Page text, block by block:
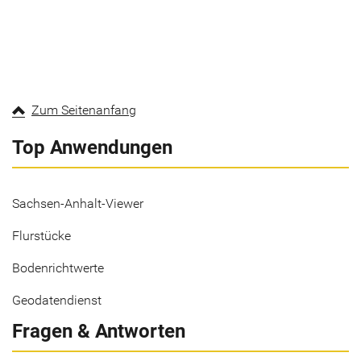
Zum Seitenanfang
Top Anwendungen
Sachsen-Anhalt-Viewer
Flurstücke
Bodenrichtwerte
Geodatendienst
Fragen & Antworten